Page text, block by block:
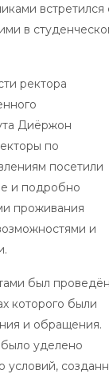
встретился
в
ректора
Диёржон
по
посетили
и подробно
проживания
и
был
которого были
и обращения.
уделено